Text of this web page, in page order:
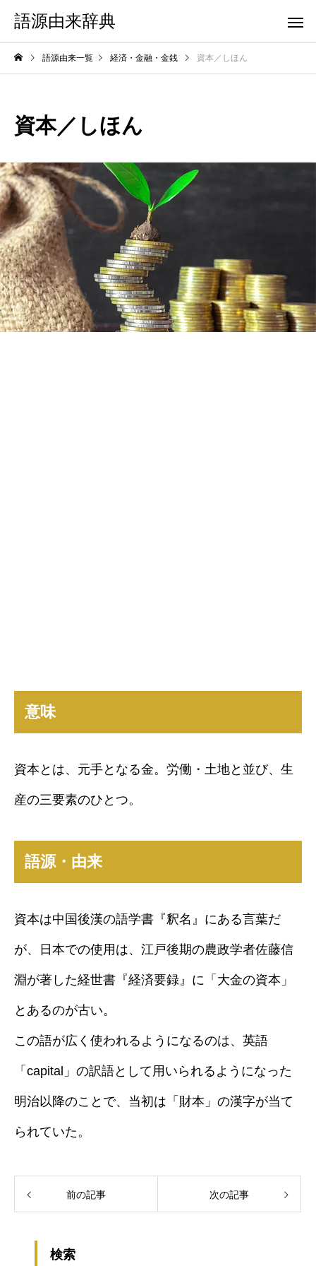
語源由来辞典
語源由来一覧 経済・金融・金銭 資本／しほん
資本／しほん
意味
資本とは、元手となる金。労働・土地と並び、生
産の三要素のひとつ。
語源・由来
資本は中国後漢の語学書『釈名』にある言葉だ
が、日本での使用は、江戸後期の農政学者佐藤信
淵が著した経世書『経済要録』に「大金の資本」
とあるのが古い。
この語が広く使われるようになるのは、英語
「capital」の訳語として用いられるようになった
明治以降のことで、当初は「財本」の漢字が当て
られていた。
前の記事 次の記事
検索